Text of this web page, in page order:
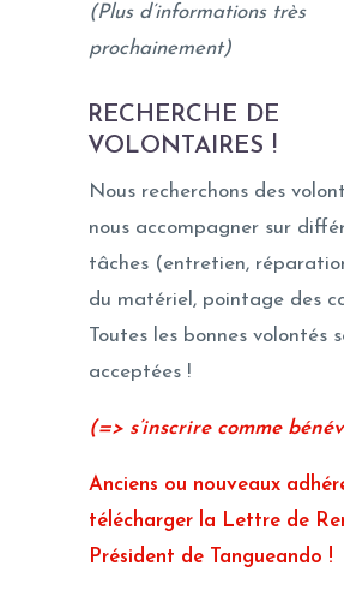
(Plus d’informations très
prochainement)
RECHERCHE DE
VOLONTAIRES !
Nous recherchons des
nous accompagner sur
tâches (entretien,
du matériel, pointage des
Toutes les bonnes volontés
acceptées !
(=> s’inscrire comme
Anciens ou nouveaux
télécharger la Lettre de
Président de Tangueando !